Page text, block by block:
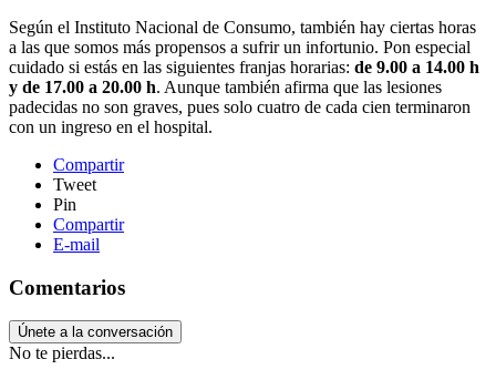
Según el Instituto Nacional de Consumo, también hay ciertas horas
a las que somos más propensos a sufrir un infortunio. Pon especial
cuidado si estás en las siguientes franjas horarias: de 9.00 a 14.00 h
y de 17.00 a 20.00 h. Aunque también afirma que las lesiones
padecidas no son graves, pues solo cuatro de cada cien terminaron
con un ingreso en el hospital.
Compartir
Tweet
Pin
Compartir
E-mail
Comentarios
Únete a la conversación
No te pierdas...